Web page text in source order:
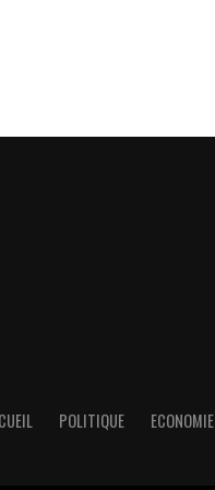
POLITIQUE ECONOMIE